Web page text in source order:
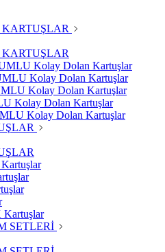
Kolay Dolan Kartuşlar
Kolay Dolan Kartuşlar
Kolay Dolan Kartuşlar
Kolay Dolan Kartuşlar
Kolay Dolan Kartuşlar
SETLERİ